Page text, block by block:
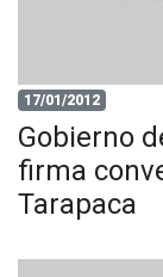
17/01/2012
Gobierno
firma
Tarapaca